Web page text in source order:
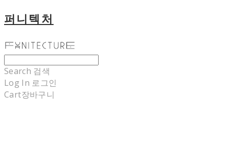
퍼니텍처
Search 검색
Log In 로그인
Cart장바구니